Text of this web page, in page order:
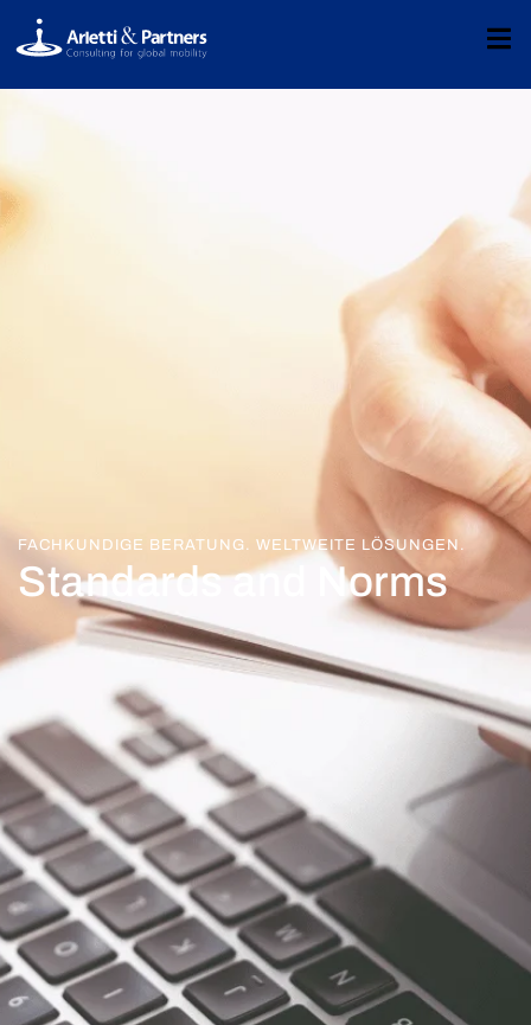
FACHKUNDIGE BERATUNG. WELTWEITE LÖSUNGEN.
Standards and Norms